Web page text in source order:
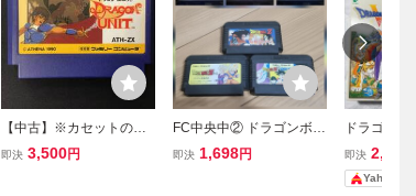
【中古】※カセットのみ
FC ファミコン DRAGON
即決 3,500円
FC中央中② ドラゴンボー
ルZ サイヤ人絶滅計画 強
即決 1,698円
ドラゴン
の花嫁 ス
ン ソフト
即決 2,980
Yahoo!フ